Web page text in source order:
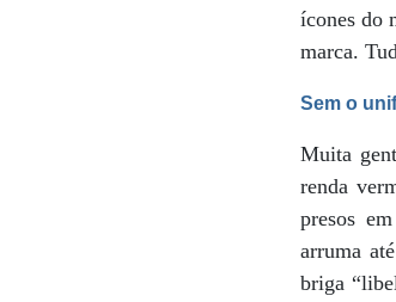
ícones do
marca.
Sem o
Muita
renda
presos
arruma
briga